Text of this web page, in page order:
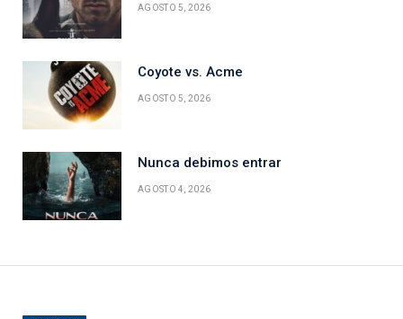
AGOSTO 5, 2026
Coyote vs. Acme
AGOSTO 5, 2026
Nunca debimos entrar
AGOSTO 4, 2026